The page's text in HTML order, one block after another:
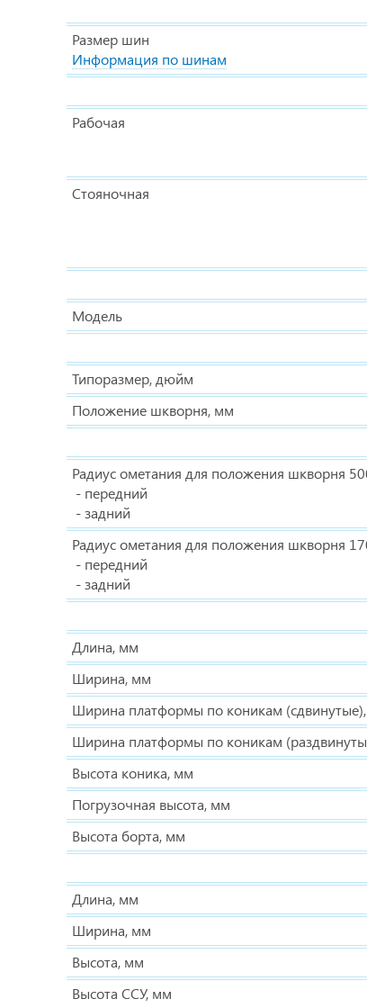
Размер шин
Информация по шинам
Рабочая
Стояночная
Модель
Типоразмер, дюйм
Положение шкворня, мм
Радиус ометания для положения шкворня
- передний
- задний
Радиус ометания для положения шкворня
- передний
- задний
Длина, мм
Ширина, мм
Ширина платформы по коникам
Ширина платформы по коникам
Высота коника, мм
Погрузочная высота, мм
Высота борта, мм
Длина, мм
Ширина, мм
Высота, мм
Высота ССУ, мм